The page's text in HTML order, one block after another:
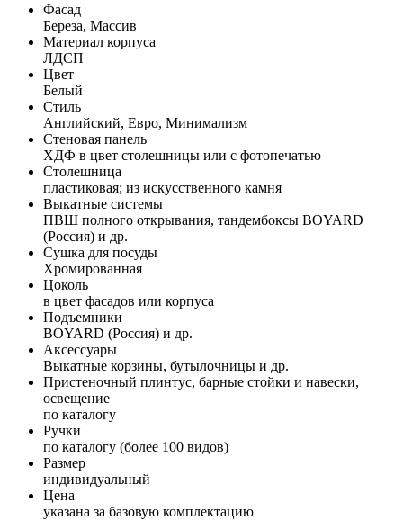
Фасад
Береза, Массив
Материал корпуса
ЛДСП
Цвет
Белый
Стиль
Английский, Евро, Минимализм
Стеновая панель
ХДФ в цвет столешницы или с фотопечатью
Столешница
пластиковая; из искусственного камня
Выкатные системы
ПВШ полного открывания, тандембоксы BOYARD
(Россия) и др.
Сушка для посуды
Хромированная
Цоколь
в цвет фасадов или корпуса
Подъемники
BOYARD (Россия) и др.
Аксессуары
Выкатные корзины, бутылочницы и др.
Пристеночный плинтус, барные стойки и навески,
освещение
по каталогу
Ручки
по каталогу (более 100 видов)
Размер
индивидуальный
Цена
указана за базовую комплектацию